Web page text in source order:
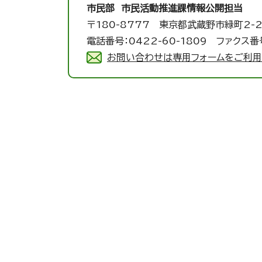
市民部 市民活動推進課情報公開担当
〒180-8777 東京都武蔵野市緑町2-
電話番号：0422-60-1809 ファクス
お問い合わせは専用フォームをご利用